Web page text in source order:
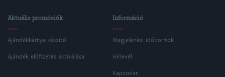
Aktuális promóciók
Ajándékkártya készítő
Ajándék előfizetés aktiválása
Információ
Megjelenési időpontok
Hírlevél
Kapcsolat